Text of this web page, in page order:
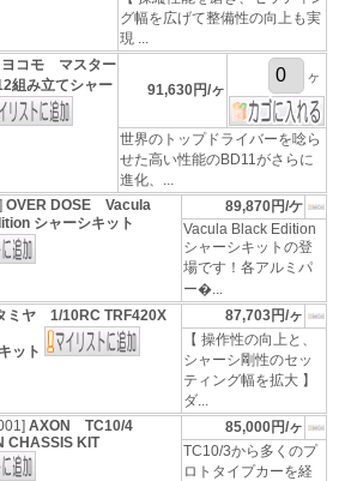
グ幅を広げて整備性の向上も実
現 ...
ヨコモ マスター
組み立てシャー
91,630円/ヶ
ヶ
世界のトップドライバーを唸ら
せた高い性能のBD11がさらに
進化、...
OVER DOSE Vacula
シャーシキット
89,870円/ケ
Vacula Black Edition
シャーシキットの登
場です！各アルミパ
ー�...
ミヤ 1/10RC TRF420X
ット
87,703円/ヶ
【 操作性の向上と、
シャーシ剛性のセッ
ティング幅を拡大 】
ダ...
AXON TC10/4
CHASSIS KIT
85,000円/ヶ
TC10/3から多くのプ
ロトタイプカーを経